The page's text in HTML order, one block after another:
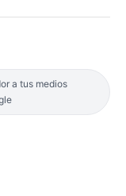
a tus medios